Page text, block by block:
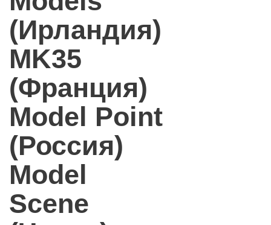
(Ирландия)
MK35
(Франция)
Model Point
(Россия)
Model
Scene